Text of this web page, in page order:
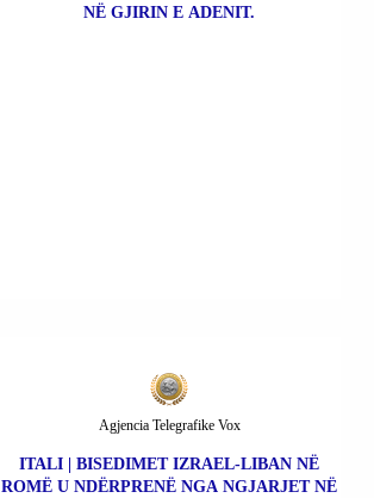
NË GJIRIN E ADENIT.
ITALI | BISEDIMET IZRAEL-LIBAN NË
ROMË U NDËRPRENË NGA NGJARJET NË
Agjencia Telegrafike Vox